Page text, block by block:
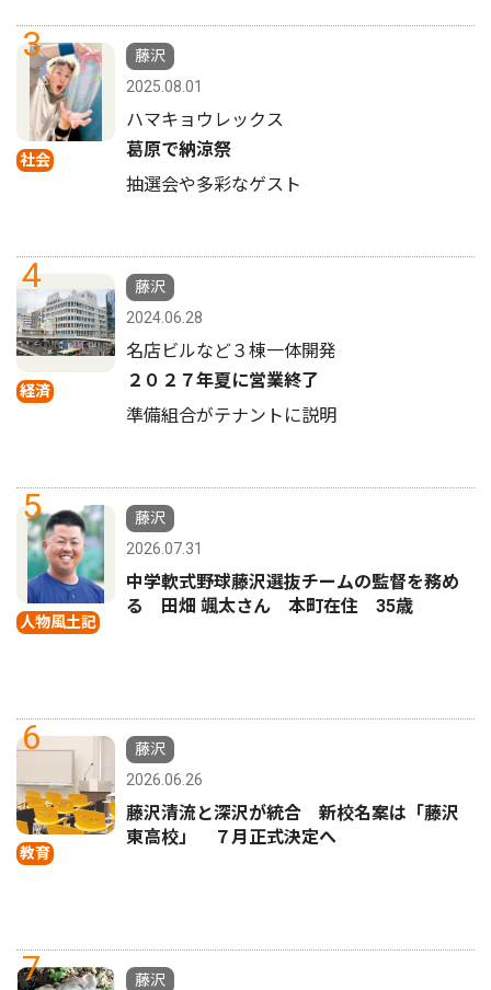
3
社会
藤沢
2025.08.01
ハマキョウレックス
葛原で納涼祭
抽選会や多彩なゲスト
4
経済
藤沢
2024.06.28
名店ビルなど３棟一体開発
２０２７年夏に営業終了
準備組合がテナントに説明
5
人物風土記
藤沢
2026.07.31
中学軟式野球藤沢選抜チームの監督を務め
る 田畑 颯太さん 本町在住 35歳
6
教育
藤沢
2026.06.26
藤沢清流と深沢が統合 新校名案は「藤沢
東高校」 ７月正式決定へ
7
藤沢